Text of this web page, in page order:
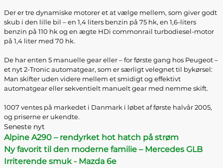
Der er tre dynamiske motorer et at vælge mellem, som giver godt
skub i den lille bil – en 1,4 liters benzin på 75 hk, en 1,6-liters
benzin på 110 hk og en ægte HDi commonrail turbodiesel-motor
på 1,4 liter med 70 hk.
De har enten 5 manuelle gear eller – for første gang hos Peugeot –
et nyt 2-Tronic automatgear, som er særligt velegnet til bykørsel:
Man skifter uden videre mellem et smidigt og effektivt
automatgear eller sekventielt manuelt gear med nemme skift.
1007 ventes på markedet i Danmark i løbet af første halvår 2005,
og priserne er ukendte.
Seneste nyt
Alpine A290 – rendyrket hot hatch på strøm
Ny favorit til den moderne familie – Mercedes GLB
Irriterende smuk - Mazda 6e